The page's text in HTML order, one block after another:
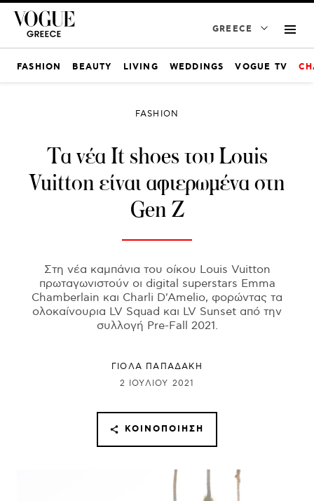
GREECE
FASHION BEAUTY LIVING WEDDINGS VOGUE TV
FASHION
Τα νέα It shoes του Louis
Vuitton είναι αφιερωμένα στη
Gen Z
Στη νέα καμπάνια του οίκου Louis Vuitton
πρωταγωνιστούν οι digital superstars Emma
Chamberlain και Charli D'Amelio, φορώντας τα
ολοκαίνουρια LV Squad και LV Sunset από την
συλλογή Pre-Fall 2021.
ΓΙΌΛΑ ΠΑΠΑΔΆΚΗ
2 ΙΟΥΛΊΟΥ 2021
ΚΟΙΝΟΠΟΊΗΣΗ